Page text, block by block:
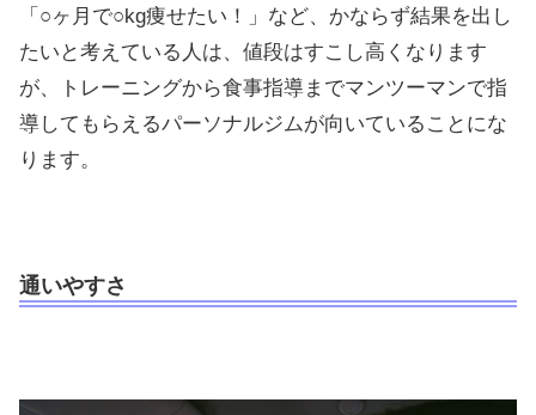
「○ヶ月で○kg痩せたい！」など、かならず結果を出し
たいと考えている人は、値段はすこし高くなります
が、トレーニングから食事指導までマンツーマンで指
導してもらえるパーソナルジムが向いていることにな
ります。
通いやすさ